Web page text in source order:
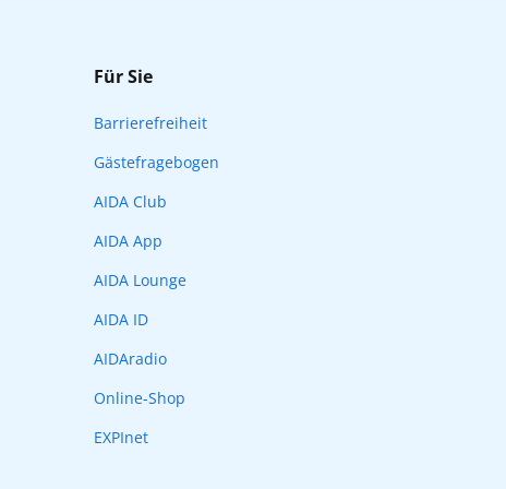
Für Sie
Barrierefreiheit
Gästefragebogen
AIDA Club
AIDA App
AIDA Lounge
AIDA ID
AIDAradio
Online-Shop
EXPInet